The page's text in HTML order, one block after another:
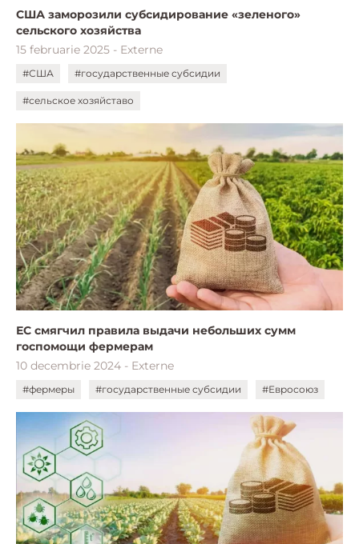
США заморозили субсидирование «зеленого»
сельского хозяйства
15 februarie 2025 - Externe
#США #государственные субсидии
#сельское хозяйставо
ЕС смягчил правила выдачи небольших сумм
госпомощи фермерам
10 decembrie 2024 - Externe
#фермеры #государственные субсидии #Евросоюз